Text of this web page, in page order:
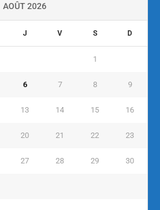
AOÛT 2026
J V S D
1
6 7 8 9
13 14 15 16
20 21 22 23
27 28 29 30